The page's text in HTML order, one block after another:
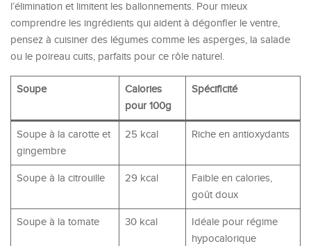
l’élimination et limitent les ballonnements. Pour mieux
comprendre les ingrédients qui aident à dégonfler le ventre,
pensez à cuisiner des légumes comme les asperges, la salade
ou le poireau cuits, parfaits pour ce rôle naturel.
Soupe
Calories
pour 100g
Spécificité
Soupe à la carotte et
gingembre
25 kcal Riche en antioxydants
Soupe à la citrouille 29 kcal
Faible en calories,
goût doux
Soupe à la tomate 30 kcal
Idéale pour régime
hypocalorique